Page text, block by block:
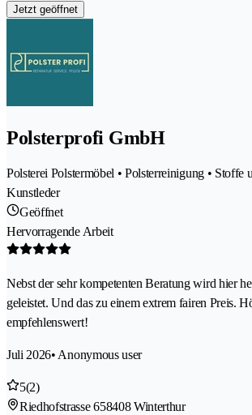
Jetzt geöffnet
Polsterprofi GmbH
Polsterei Polstermöbel • Polsterreinigung • Stoffe
Kunstleder
Geöffnet
Hervorragende Arbeit
Nebst der sehr kompetenten Beratung wird hier
geleistet. Und das zu einem extrem fairen Preis.
empfehlenswert!
Juli 2026• Anonymous user
5(2)
Riedhofstrasse 658408 Winterthur